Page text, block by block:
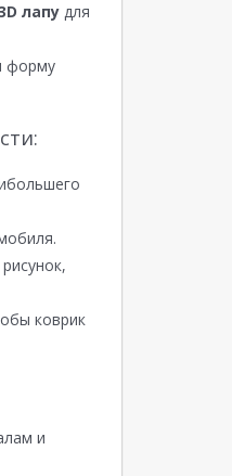
лапу для
форму
коврик
и